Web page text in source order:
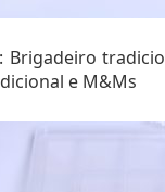
Brigadeiro
e M&Ms